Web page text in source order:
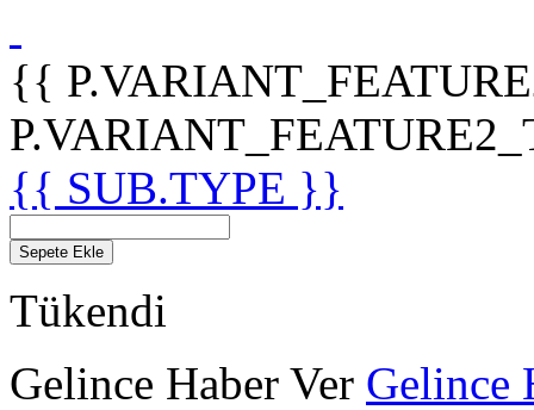
{{
{{ SUB.TYPE }}
Sepete Ekle
Tükendi
Gelince Haber Ver Gelince